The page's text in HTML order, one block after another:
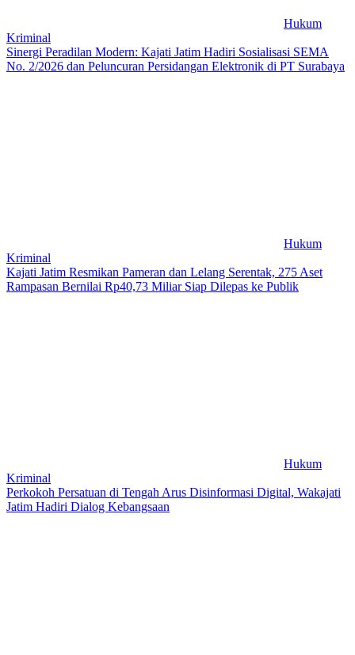
Hukum
Kriminal
Sinergi Peradilan Modern: Kajati Jatim Hadiri Sosialisasi SEMA
No. 2/2026 dan Peluncuran Persidangan Elektronik di PT Surabaya
Hukum
Kriminal
Kajati Jatim Resmikan Pameran dan Lelang Serentak, 275 Aset
Rampasan Bernilai Rp40,73 Miliar Siap Dilepas ke Publik
Hukum
Kriminal
Perkokoh Persatuan di Tengah Arus Disinformasi Digital, Wakajati
Jatim Hadiri Dialog Kebangsaan